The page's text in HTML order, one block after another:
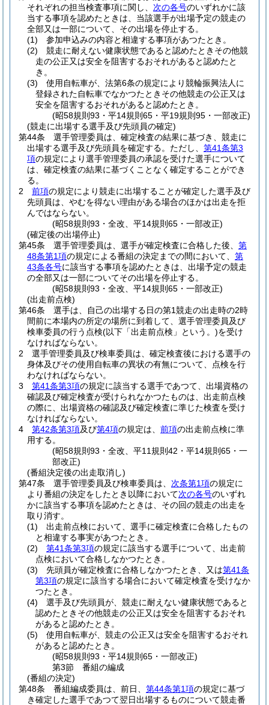
それぞれの担当検査事項に関し、 次の各号のいずれかに該
当する事項を認めたときは、当該選手が出場予定の競走の
全部又は一部について、その出場を停止する。
(1)
参加申込みの内容と相違する事項があつたとき。
(2)
競走に耐えない健康状態であると認めたときその他競
走の公正又は安全を阻害するおそれがあると認めたと
き。
(3)
使用自転車が、法第6条の規定により競輪振興法人に
登録された自転車でなかつたときその他競走の公正又は
安全を阻害するおそれがあると認めたとき。
(昭58規則93・平14規則65・平19規則95・一部改正)
(競走に出場する選手及び先頭員の確定)
第44条
選手管理委員は、確定検査の結果に基づき、競走に
出場する選手及び先頭員を確定する。 ただし、 第41条第3
項の規定により選手管理委員の承認を受けた選手について
は、確定検査の結果に基づくことなく確定することができ
る。
2
前項の規定により競走に出場することが確定した選手及び
先頭員は、やむを得ない理由がある場合のほかは出走を拒
んではならない。
(昭58規則93・全改、平14規則65・一部改正)
(確定後の出場停止)
第45条
選手管理委員は、選手が確定検査に合格した後、 第
48条第1項の規定による番組の決定までの間において、 第
43条各号に該当する事項を認めたときは、出場予定の競走
の全部又は一部についてその出場を停止する。
(昭58規則93・全改、平14規則65・一部改正)
(出走前点検)
第46条
選手は、自己の出場する日の第1競走の出走時の2時
間前に本場内の所定の場所に到着して、選手管理委員及び
検車委員の行う点検(以下「出走前点検」という。)を受け
なければならない。
2
選手管理委員及び検車委員は、確定検査後における選手の
身体及びその使用自転車の異状の有無について、点検を行
わなければならない。
3
第41条第3項の規定に該当する選手であつて、出場資格の
確認及び確定検査が受けられなかつたものは、出走前点検
の際に、出場資格の確認及び確定検査に準じた検査を受け
なければならない。
4
第42条第3項及び第4項の規定は、 前項の出走前点検に準
用する。
(昭58規則93・全改、平11規則42・平14規則65・一
部改正)
(番組決定後の出走取消し)
第47条
選手管理委員及び検車委員は、 次条第1項の規定に
より番組の決定をしたとき以降において次の各号のいずれ
かに該当する事項を認めたときは、その回の競走の出走を
取り消す。
(1)
出走前点検において、選手に確定検査に合格したもの
と相違する事実があつたとき。
(2)
第41条第3項の規定に該当する選手について、出走前
点検において合格しなかつたとき。
(3)
先頭員が確定検査に合格しなかつたとき、又は第41条
第3項の規定に該当する場合において確定検査を受けなか
つたとき。
(4)
選手及び先頭員が、競走に耐えない健康状態であると
認めたときその他競走の公正又は安全を阻害するおそれ
があると認めたとき。
(5)
使用自転車が、競走の公正又は安全を阻害するおそれ
があると認めたとき。
(昭58規則93・平14規則65・一部改正)
第3節
番組の編成
(番組の決定)
第48条
番組編成委員は、前日、 第44条第1項の規定に基づ
き確定した選手であつて翌日出場するものについて競走番